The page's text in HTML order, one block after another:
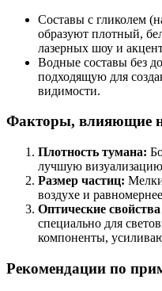
Составы с гликолем
образуют плотный,
лазерных шоу и
Водные составы без
подходящую для
видимости.
Факторы, влияющие
Плотность тумана:
лучшую
Размер частиц:
воздухе и
Оптические свойства
специально для
компоненты,
Рекомендации по